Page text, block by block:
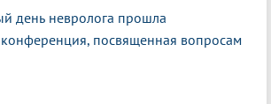
день невролога прошла
посвященная вопросам